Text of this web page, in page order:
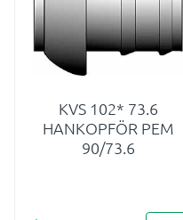
KVS 102* 73.6
HANKOPFÖR PEM
90/73.6